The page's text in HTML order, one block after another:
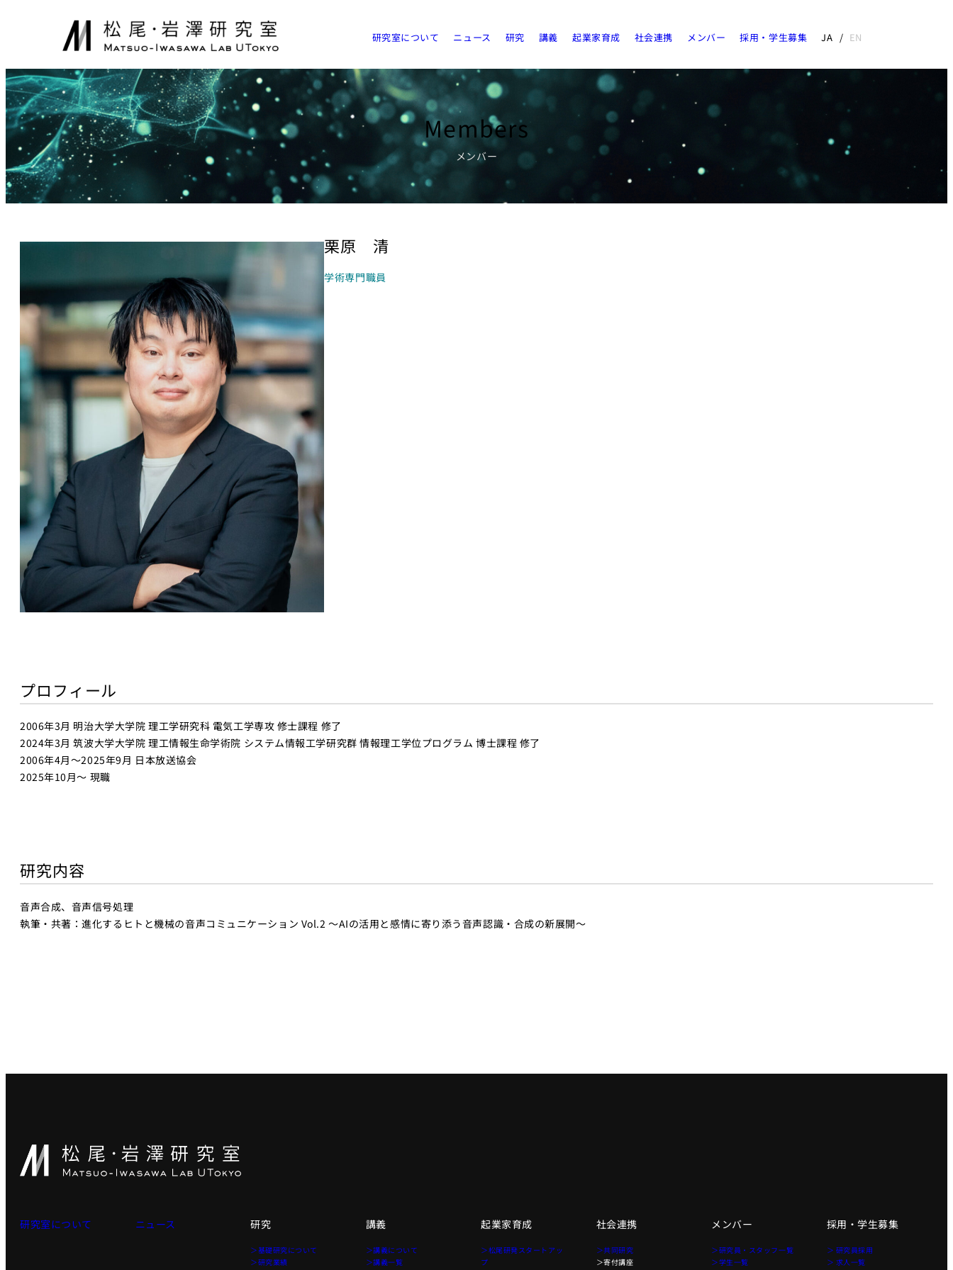
キ
ッ
プ
研究室について ニュース 研究 講義 起業家育成 社会連携 メンバー 採用・学生募集 JA EN
Members
メンバー
栗原 清
学術専門職員
プロフィール
2006年3月 明治大学大学院 理工学研究科 電気工学専攻 修士課程 修了
2024年3月 筑波大学大学院 理工情報生命学術院 システム情報工学研究群 情報理工学位プログラム 博士課程 修了
2006年4月～2025年9月 日本放送協会
2025年10月～ 現職
研究内容
音声合成、音声信号処理
執筆・共著：進化するヒトと機械の音声コミュニケーション Vol.2 ～AIの活用と感情に寄り添う音声認識・合成の新展開～
研究室について ニュース 研究
＞基礎研究について
＞研究業績
講義
＞講義について
＞講義一覧
起業家育成
＞松尾研発スタートアッ
プ
社会連携
＞共同研究
＞寄付講座
メンバー
＞研究員・スタッフ一覧
＞学生一覧
採用・学生募集
＞ 研究員採用
＞ 求人一覧